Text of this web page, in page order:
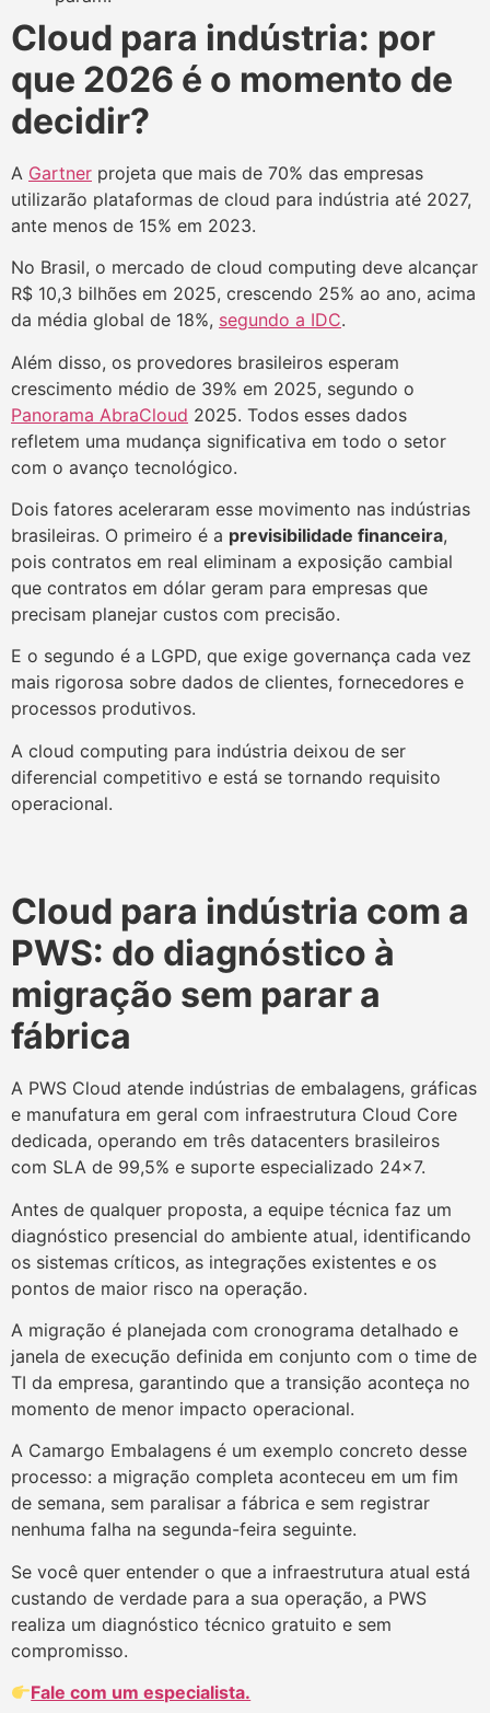
Cloud para indústria: por
que 2026 é o momento de
decidir?
A Gartner projeta que mais de 70% das empresas
utilizarão plataformas de cloud para indústria até 2027,
ante menos de 15% em 2023.
No Brasil, o mercado de cloud computing deve alcançar
R$ 10,3 bilhões em 2025, crescendo 25% ao ano, acima
da média global de 18%, segundo a IDC.
Além disso, os provedores brasileiros esperam
crescimento médio de 39% em 2025, segundo o
Panorama AbraCloud 2025. Todos esses dados
refletem uma mudança significativa em todo o setor
com o avanço tecnológico.
Dois fatores aceleraram esse movimento nas indústrias
brasileiras. O primeiro é a previsibilidade financeira,
pois contratos em real eliminam a exposição cambial
que contratos em dólar geram para empresas que
precisam planejar custos com precisão.
E o segundo é a LGPD, que exige governança cada vez
mais rigorosa sobre dados de clientes, fornecedores e
processos produtivos.
A cloud computing para indústria deixou de ser
diferencial competitivo e está se tornando requisito
operacional.
Cloud para indústria com a
PWS: do diagnóstico à
migração sem parar a
fábrica
A PWS Cloud atende indústrias de embalagens, gráficas
e manufatura em geral com infraestrutura Cloud Core
dedicada, operando em três datacenters brasileiros
com SLA de 99,5% e suporte especializado 24×7.
Antes de qualquer proposta, a equipe técnica faz um
diagnóstico presencial do ambiente atual, identificando
os sistemas críticos, as integrações existentes e os
pontos de maior risco na operação.
A migração é planejada com cronograma detalhado e
janela de execução definida em conjunto com o time de
TI da empresa, garantindo que a transição aconteça no
momento de menor impacto operacional.
A Camargo Embalagens é um exemplo concreto desse
processo: a migração completa aconteceu em um fim
de semana, sem paralisar a fábrica e sem registrar
nenhuma falha na segunda-feira seguinte.
Se você quer entender o que a infraestrutura atual está
custando de verdade para a sua operação, a PWS
realiza um diagnóstico técnico gratuito e sem
compromisso.
Fale com um especialista.